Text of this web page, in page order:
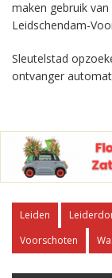
maken gebruik
Leidschendam-
Sleutelstad
ontvanger
Leiden
Voorschoten